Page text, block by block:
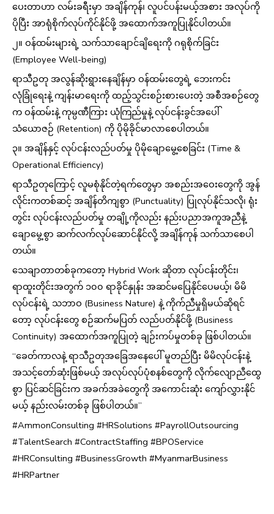
ပေးတာဟာ လမ်းခရီးမှာ အချိန်ကုန်၊ လူပင်ပန်းမယ့်အစား အလုပ်ကို
ပိုပြီး အာရုံစိုက်လုပ်ကိုင်နိုင်ဖို့ အထောက်အကူပြုနိုင်ပါတယ်။
၂။ ဝန်ထမ်းများရဲ့ သက်သာချောင်ချိရေးကို ဂရုစိုက်ခြင်း
(Employee Well-being)
ရာသီဥတု အလွန်ဆိုးရွားနေချိန်မှာ ဝန်ထမ်းတွေရဲ့ ဘေးကင်း
လုံခြုံရေးနဲ့ ကျန်းမာရေးကို ထည့်သွင်းစဉ်းစားပေးတဲ့ အစီအစဉ်တွေ
က ဝန်ထမ်းနဲ့ ကုမ္ပဏီကြား ယုံကြည်မှုနဲ့ လုပ်ငန်းခွင်အပေါ်
သံယောဇဉ် (Retention) ကို ပိုမိုခိုင်မာလာစေပါတယ်။
၃။ အချိန်နှင့် လုပ်ငန်းလည်ပတ်မှု ပိုမိုချောမွေ့စေခြင်း (Time &
Operational Efficiency)
ရာသီဥတုကြောင့် လူမစုံနိုင်တဲ့ရက်တွေမှာ အစည်းအဝေးတွေကို အွန်
လိုင်းကတစ်ဆင့် အချိန်တိကျစွာ (Punctuality) ပြုလုပ်နိုင်သလို၊ ရုံး
တွင်း လုပ်ငန်းလည်ပတ်မှု တချို့ကိုလည်း နည်းပညာအကူအညီနဲ့
ချောမွေ့စွာ ဆက်လက်လုပ်ဆောင်နိုင်လို့ အချိန်ကုန် သက်သာစေပါ
တယ်။
သေချာတာတစ်ခုကတော့ Hybrid Work ဆိုတာ လုပ်ငန်းတိုင်း၊
ရာထူးတိုင်းအတွက် ၁၀၀ ရာခိုင်နှုန်း အဆင်မပြေနိုင်ပေမယ့်၊ မိမိ
လုပ်ငန်းရဲ့ သဘာဝ (Business Nature) နဲ့ ကိုက်ညီမှုရှိမယ်ဆိုရင်
တော့ လုပ်ငန်းတွေ စဉ်ဆက်မပြတ် လည်ပတ်နိုင်ဖို့ (Business
Continuity) အထောက်အကူပြုတဲ့ ချဉ်းကပ်မှုတစ်ခု ဖြစ်ပါတယ်။
“ခေတ်ကာလနဲ့ ရာသီဥတုအခြေအနေပေါ် မူတည်ပြီး မိမိလုပ်ငန်းနဲ့
အသင့်တော်ဆုံးဖြစ်မယ့် အလုပ်လုပ်ပုံစနစ်တွေကို လိုက်လျောညီထွေ
စွာ ပြင်ဆင်ခြင်းက အခက်အခဲတွေကို အကောင်းဆုံး ကျော်လွှားနိုင်
မယ့် နည်းလမ်းတစ်ခု ဖြစ်ပါတယ်။”
#AmmonConsulting #HRSolutions #PayrollOutsourcing
#TalentSearch #ContractStaffing #BPOService
#HRConsulting #BusinessGrowth #MyanmarBusiness
#HRPartner